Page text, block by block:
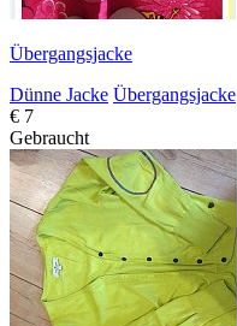
Übergangsjacke
Dünne Jacke Übergangsjacke
€ 7
Gebraucht